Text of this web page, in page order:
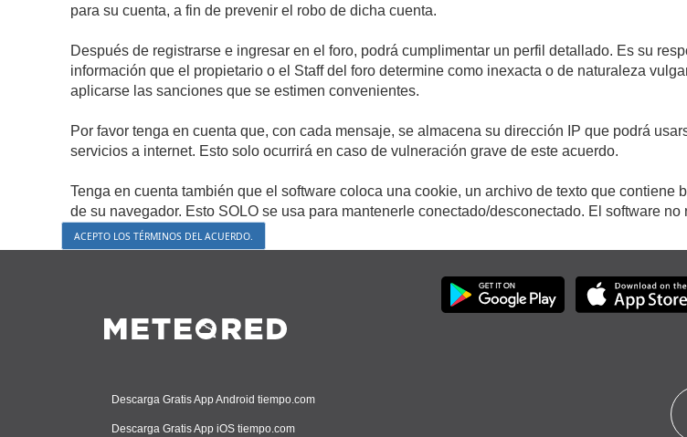
para su cuenta, a fin de prevenir el robo de dicha cuenta.
Después de registrarse e ingresar en el foro, podrá cumplimentar un perfil detallado. Es su
información que el propietario o el Staff del foro determine como inexacta o de naturaleza
aplicarse las sanciones que se estimen convenientes.
Por favor tenga en cuenta que, con cada mensaje, se almacena su dirección IP que podrá
servicios a internet. Esto solo ocurrirá en caso de vulneración grave de este acuerdo.
Tenga en cuenta también que el software coloca una cookie, un archivo de texto que
de su navegador. Esto SOLO se usa para mantenerle conectado/desconectado. El software
Descarga Gratis App Android tiempo.com
Descarga Gratis App iOS tiempo.com